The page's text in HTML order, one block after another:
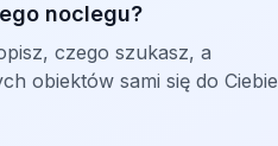
noclegu?
czego szukasz, a
obiektów sami się do Ciebie